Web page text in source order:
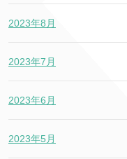
2023年8月
2023年7月
2023年6月
2023年5月